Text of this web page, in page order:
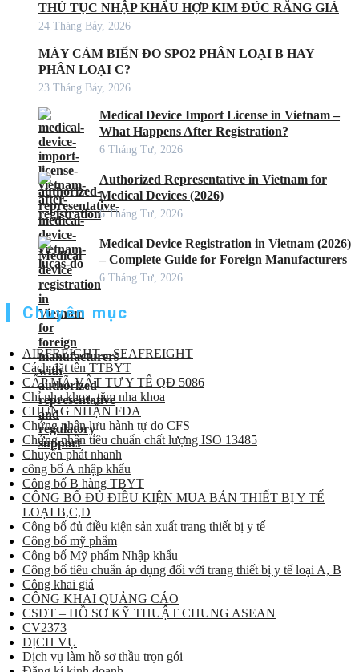
THỦ TỤC NHẬP KHẨU HỢP KIM ĐÚC RĂNG GIẢ
24 Tháng Bảy, 2026
MÁY CẢM BIẾN ĐO SPO2 PHÂN LOẠI B HAY
PHÂN LOẠI C?
23 Tháng Bảy, 2026
Medical Device Import License in Vietnam –
What Happens After Registration?
6 Tháng Tư, 2026
Authorized Representative in Vietnam for
Medical Devices (2026)
6 Tháng Tư, 2026
Medical Device Registration in Vietnam (2026)
– Complete Guide for Foreign Manufacturers
6 Tháng Tư, 2026
Chuyên mục
AIRFREIGHT – SEAFREIGHT
Cách đặt tên TTBYT
CẤP MÃ VẬT TƯ Y TẾ QĐ 5086
Chỉ nha khoa, tăm nha khoa
CHỨNG NHẬN FDA
Chứng nhận lưu hành tự do CFS
Chứng nhận tiêu chuẩn chất lượng ISO 13485
Chuyển phát nhanh
công bố A nhập khẩu
Công bố B hàng TBYT
CÔNG BỐ ĐỦ ĐIỀU KIỆN MUA BÁN THIẾT BỊ Y TẾ
LOẠI B,C,D
Công bố đủ điều kiện sản xuất trang thiết bị y tế
Công bố mỹ phẩm
Công bố Mỹ phẩm Nhập khẩu
Công bố tiêu chuẩn áp dụng đối với trang thiết bị y tế loại A, B
Công khai giá
CÔNG KHAI QUẢNG CÁO
CSDT – HỒ SƠ KỸ THUẬT CHUNG ASEAN
CV2373
DỊCH VỤ
Dịch vụ làm hồ sơ thầu trọn gói